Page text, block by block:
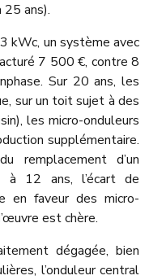
25 ans).
kWc, un système avec
7 500 €, contre 8
Sur 20 ans, les
sur un toit sujet à des
les micro-onduleurs
supplémentaire.
remplacement d’un
12 ans, l’écart de
en faveur des micro-
est chère.
dégagée, bien
l’onduleur central